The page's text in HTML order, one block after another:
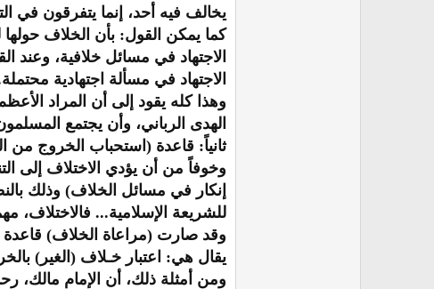
يخالف فيه أحد، إنما يتفرقون في
كما يمكن القول: بأن الخلاف حولها
الاجتهاد في مسائل خلافية،
الاجتهاد في مسألة اجتهادية
وهذا كله يقود إلى أن المراد
الهدى الرباني، وأن يجتمع
ثانياً: قاعدة (استحباب الخروج من
وخوفاً من أن يؤدي الاختلاف إلى
إنكار في مسائل الخلاف) وذلك
للشريعة الإسلامية... فالاختلاف،
وقد صارت (مراعاة الخلاف) قاعدة
يقال هي: اعتبار خـلاف (الغير)
ومن أمثلة ذلك، أن الإمام مالك،